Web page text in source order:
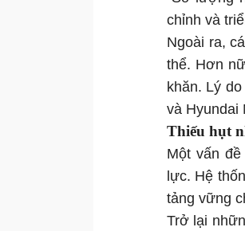
chỉnh và
Ngoài ra,
thể. Hơn
khăn. Lý
và Hyundai
Thiếu hụt
Một vấn
lực. Hệ
tảng vững
Trở lại